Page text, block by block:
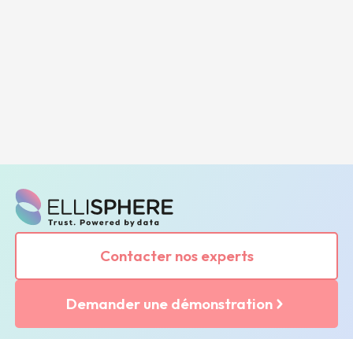
Contacter nos experts
Demander une démonstration